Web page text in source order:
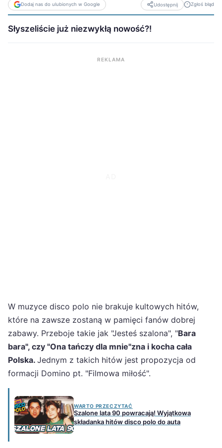
Dodaj nas do ulubionych w Google Udostępnij Zgłoś błąd
Słyszeliście już niezwykłą nowość?!
REKLAMA
W muzyce disco polo nie brakuje kultowych hitów,
które na zawsze zostaną w pamięci fanów dobrej
zabawy. Przeboje takie jak "Jesteś szalona", "Bara
bara", czy "Ona tańczy dla mnie"zna i kocha cała
Polska. Jednym z takich hitów jest propozycja od
formacji Domino pt. "Filmowa miłość".
WARTO PRZECZYTAĆ
Szalone lata 90 powracają! Wyjątkowa
składanka hitów disco polo do auta